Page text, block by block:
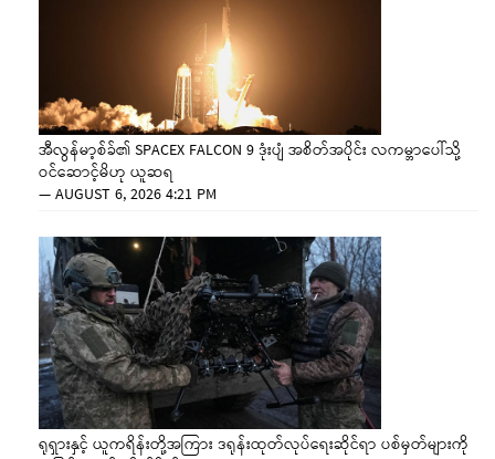
အီလွန်မာ့စ်ခ်၏ SPACEX FALCON 9 ဒုံးပျံ အစိတ်အပိုင်း လကမ္ဘာပေါ်သို့
ဝင်ဆောင့်မိဟု ယူဆရ
—AUGUST 6, 2026 4:21 PM
ရုရှားနှင့် ယူကရိန်းတို့အကြား ဒရုန်းထုတ်လုပ်ရေးဆိုင်ရာ ပစ်မှတ်များကို